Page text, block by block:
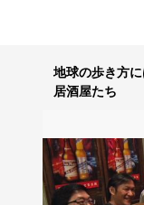
地球の歩き方
居酒屋たち